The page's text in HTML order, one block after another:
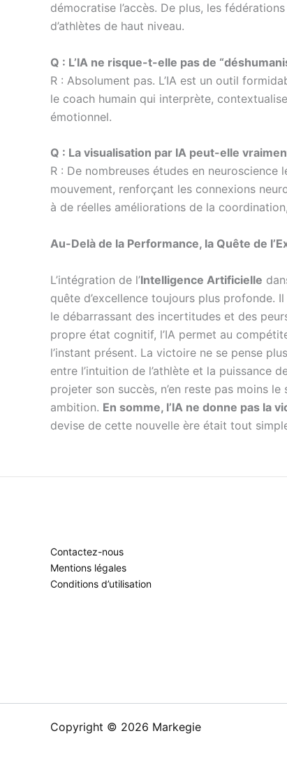
démocratise l’accès. De plus, les
d’athlètes de haut niveau.
Q : L’IA ne risque-t-elle pas de
R : Absolument pas. L’IA est un outil
le coach humain qui interprète,
émotionnel.
Q : La visualisation par IA peut-elle
R : De nombreuses études en
mouvement, renforçant les connexions
à de réelles améliorations de la
Au-Delà de la Performance, la Quête de
L’intégration de l’Intelligence Artificielle
quête d’excellence toujours plus profonde.
le débarrassant des incertitudes et des
propre état cognitif, l’IA permet au
l’instant présent. La victoire ne se pense
entre l’intuition de l’athlète et la puissance
projeter son succès, n’en reste pas moins
ambition. En somme, l’IA ne donne pas la
devise de cette nouvelle ère était tout
Contactez-nous
Mentions légales
Conditions d’utilisation
Copyright © 2026 Markegie